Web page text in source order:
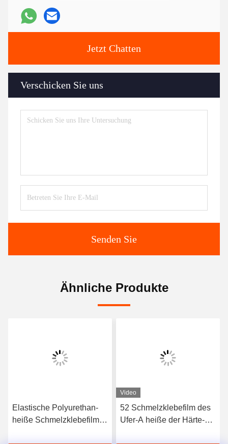
Jetzt Chatten
Verschicken Sie uns
Senden Sie
Ähnliche Produkte
Elastische Polyurethan-
heiße Schmelzklebefilm
Video
52 Schmelzklebefilm des
Ufer-A heiße der Härte-